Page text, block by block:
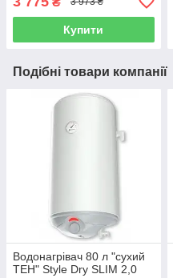
Купити
Подібні товари компанії
Водонагрівач 80 л "сухий
ТЕН" Style Dry SLIM 2,0